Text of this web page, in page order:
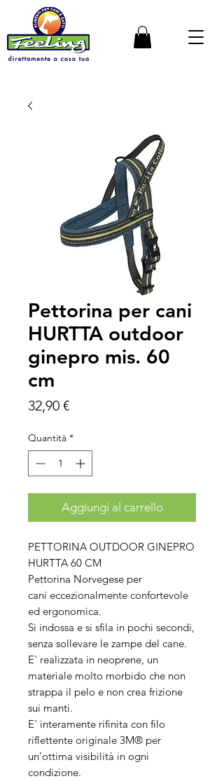
Pettorina per cani
HURTTA outdoor
ginepro mis. 60
cm
32,90 €Prezzo
Quantità *
Aggiungi al carrello
PETTORINA OUTDOOR GINEPRO
HURTTA 60 CM
Pettorina Norvegese per
cani eccezionalmente confortevole
ed ergonomica.
Si indossa e si sfila in pochi secondi,
senza sollevare le zampe del cane.
E' realizzata in neoprene, un
materiale molto morbido che non
strappa il pelo e non crea frizione
sui manti.
E' interamente rifinita con filo
riflettente originale 3M® per
un’ottima visibilità in ogni
condizione.